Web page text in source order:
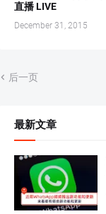
直播 LIVE
December 31, 2015
后一页
最新文章